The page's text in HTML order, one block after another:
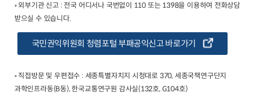
◦ 외부기관 신고 : 전국 어디서나 국번없이 110 또는 1398을 이용하여 전화상담
받으실 수 있습니다.
국민권익위원회 청렴포털 부패공익신고 바로가기
◦ 직접방문 및 우편접수 : 세종특별자치지 시청대로 370, 세종국책연구단지
과학인프라동(B동), 한국교통연구원 감사실(132호, G104호)